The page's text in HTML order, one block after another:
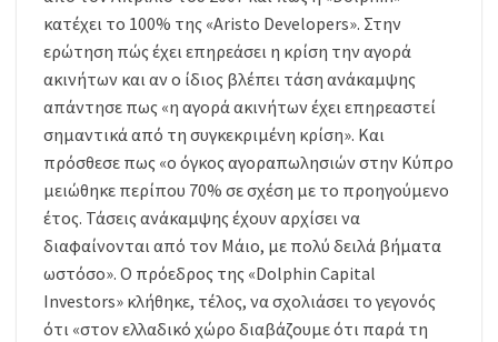
κατέχει το 100% της «Aristo Developers». Στην
ερώτηση πώς έχει επηρεάσει η κρίση την αγορά
ακινήτων και αν ο ίδιος βλέπει τάση ανάκαμψης
απάντησε πως «η αγορά ακινήτων έχει επηρεαστεί
σημαντικά από τη συγκεκριμένη κρίση». Και
πρόσθεσε πως «ο όγκος αγοραπωλησιών στην Κύπρο
μειώθηκε περίπου 70% σε σχέση με το προηγούμενο
έτος. Τάσεις ανάκαμψης έχουν αρχίσει να
διαφαίνονται από τον Μάιο, με πολύ δειλά βήματα
ωστόσο». Ο πρόεδρος της «Dolphin Capital
Investors» κλήθηκε, τέλος, να σχολιάσει το γεγονός
ότι «στον ελλαδικό χώρο διαβάζουμε ότι παρά τη